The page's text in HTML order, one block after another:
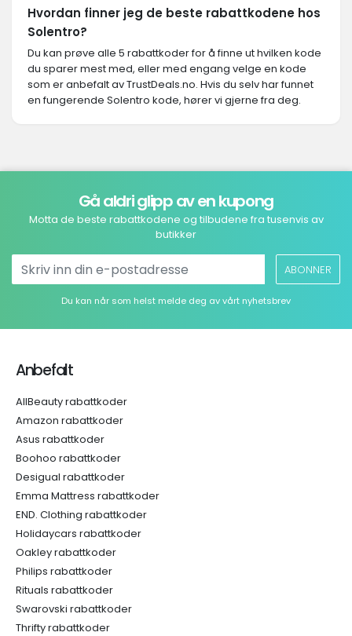
Hvordan finner jeg de beste rabattkodene hos
Solentro?
Du kan prøve alle 5 rabattkoder for å finne ut hvilken kode
du sparer mest med, eller med engang velge en kode
som er anbefalt av TrustDeals.no. Hvis du selv har funnet
en fungerende Solentro kode, hører vi gjerne fra deg.
Gå aldri glipp av en kupong
Motta de beste rabattkodene og tilbudene fra tusenvis av
butikker
ABONNER
Du kan når som helst melde deg av vårt nyhetsbrev
Anbefalt
AllBeauty rabattkoder
Amazon rabattkoder
Asus rabattkoder
Boohoo rabattkoder
Desigual rabattkoder
Emma Mattress rabattkoder
END. Clothing rabattkoder
Holidaycars rabattkoder
Oakley rabattkoder
Philips rabattkoder
Rituals rabattkoder
Swarovski rabattkoder
Thrifty rabattkoder